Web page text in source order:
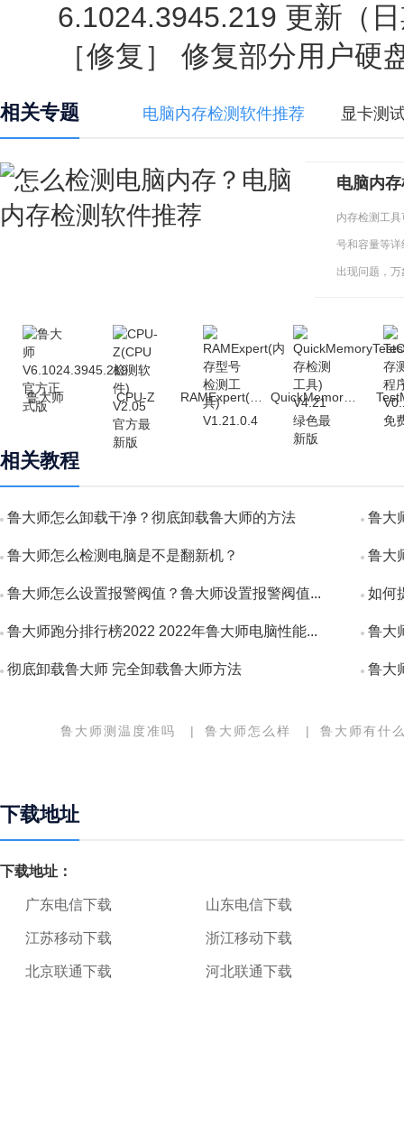
6.1024.3945.219 更新（日
［修复］ 修复部分用户硬
相关专题 电脑内存检测软件推荐 显卡测
电脑内
内存检测工
号和容量等
出现问题，
鲁大师 CPU-Z
相关教程
鲁大师怎么卸载干净？彻底卸载鲁大师的方法 鲁大
鲁大师怎么检测电脑是不是翻新机？ 鲁大
鲁大师怎么设置报警阀值？鲁大师设置报警阀值... 如何
鲁大师跑分排行榜2022 2022年鲁大师电脑性能... 鲁大
彻底卸载鲁大师 完全卸载鲁大师方法 鲁大
鲁大师测温度准吗 | 鲁大师怎么样 | 鲁大师有什
下载地址
下载地址：
广东电信下载 山东电信下载
江苏移动下载 浙江移动下载
北京联通下载 河北联通下载